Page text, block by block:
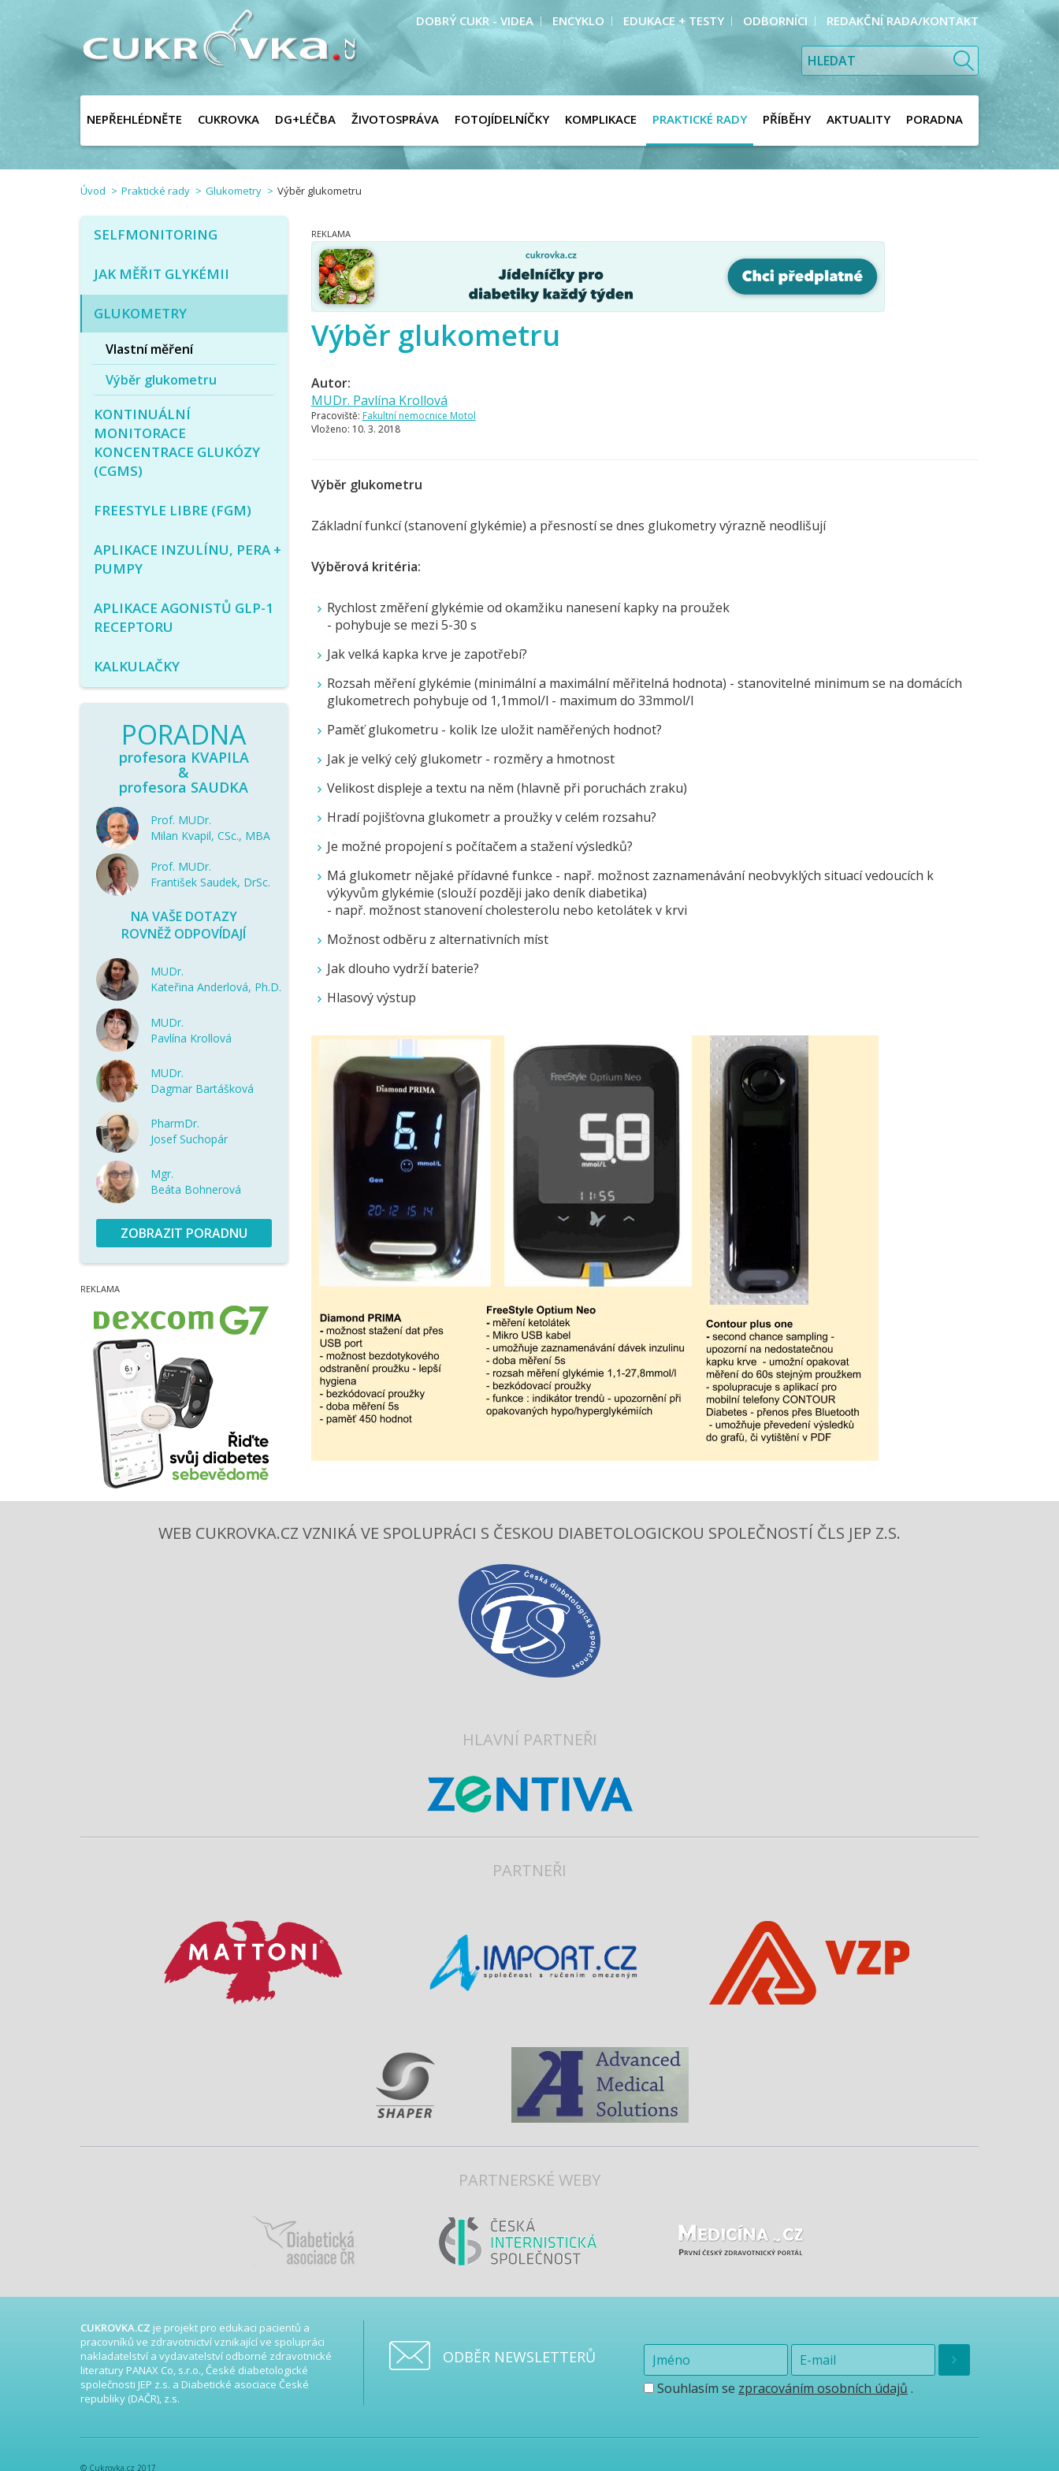
DOBRÝ CUKR - VIDEA ENCYKLO EDUKACE + TESTY ODBORNÍCI REDAKČNÍ RADA/KONTAKT
NEPŘEHLÉDNĚTE CUKROVKA DG+LÉČBA ŽIVOTOSPRÁVA FOTOJÍDELNÍČKY KOMPLIKACE PRAKTICKÉ RADY PŘÍBĚHY AKTUALITY PORADNA
Úvod Praktické rady Glukometry Výběr glukometru
Výběr glukometru
Autor:
MUDr. Pavlína Krollová
Pracoviště: Fakultní nemocnice Motol
Vloženo: 10. 3. 2018
Výběr glukometru
Základní funkcí (stanovení glykémie) a přesností se dnes glukometry výrazně neodlišují
Výběrová kritéria:
Rychlost změření glykémie od okamžiku nanesení kapky na proužek
- pohybuje se mezi 5-30 s
Jak velká kapka krve je zapotřebí?
Rozsah měření glykémie (minimální a maximální měřitelná hodnota) - stanovitelné minimum se na domácích
glukometrech pohybuje od 1,1mmol/l - maximum do 33mmol/l
Paměť glukometru - kolik lze uložit naměřených hodnot?
Jak je velký celý glukometr - rozměry a hmotnost
Velikost displeje a textu na něm (hlavně při poruchách zraku)
Hradí pojišťovna glukometr a proužky v celém rozsahu?
Je možné propojení s počítačem a stažení výsledků?
Má glukometr nějaké přídavné funkce - např. možnost zaznamenávání neobvyklých situací vedoucích k
výkyvům glykémie (slouží později jako deník diabetika)
- např. možnost stanovení cholesterolu nebo ketolátek v krvi
Možnost odběru z alternativních míst
Jak dlouho vydrží baterie?
Hlasový výstup
SELFMONITORING
JAK MĚŘIT GLYKÉMII
GLUKOMETRY
Vlastní měření
Výběr glukometru
KONTINUÁLNÍ
MONITORACE
KONCENTRACE GLUKÓZY
(CGMS)
FREESTYLE LIBRE (FGM)
APLIKACE INZULÍNU, PERA +
PUMPY
APLIKACE AGONISTŮ GLP-1
RECEPTORU
KALKULAČKY
PORADNA
profesora KVAPILA
&
profesora SAUDKA
Prof. MUDr.
Milan Kvapil, CSc., MBA
Prof. MUDr.
František Saudek, DrSc.
NA VAŠE DOTAZY
ROVNĚŽ ODPOVÍDAJÍ
MUDr.
Kateřina Anderlová, Ph.D.
MUDr.
Pavlína Krollová
MUDr.
Dagmar Bartášková
PharmDr.
Josef Suchopár
Mgr.
Beáta Bohnerová
ZOBRAZIT PORADNU
WEB CUKROVKA.CZ VZNIKÁ VE SPOLUPRÁCI S ČESKOU DIABETOLOGICKOU SPOLEČNOSTÍ ČLS JEP Z.S.
HLAVNÍ PARTNEŘI
PARTNEŘI
PARTNERSKÉ WEBY
CUKROVKA.CZ je projekt pro edukaci pacientů a
pracovníků ve zdravotnictví vznikající ve spolupráci
nakladatelství a vydavatelství odborné zdravotnické
literatury PANAX Co, s.r.o., České diabetologické
společnosti JEP z.s. a Diabetické asociace České
republiky (DAČR), z.s.
ODBĚR NEWSLETTERŮ
Souhlasím se zpracováním osobních údajů .
© Cukrovka.cz 2017